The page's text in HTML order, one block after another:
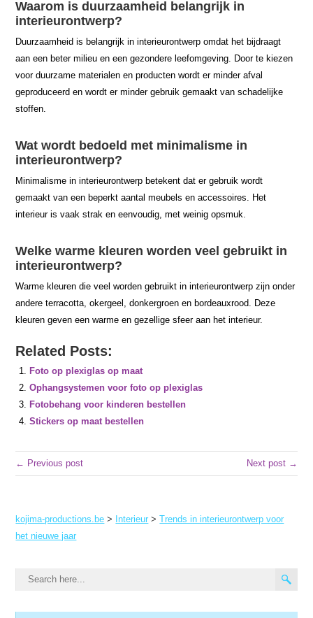
Waarom is duurzaamheid belangrijk in
interieurontwerp?
Duurzaamheid is belangrijk in interieurontwerp omdat het bijdraagt
aan een beter milieu en een gezondere leefomgeving. Door te kiezen
voor duurzame materialen en producten wordt er minder afval
geproduceerd en wordt er minder gebruik gemaakt van schadelijke
stoffen.
Wat wordt bedoeld met minimalisme in
interieurontwerp?
Minimalisme in interieurontwerp betekent dat er gebruik wordt
gemaakt van een beperkt aantal meubels en accessoires. Het
interieur is vaak strak en eenvoudig, met weinig opsmuk.
Welke warme kleuren worden veel gebruikt in
interieurontwerp?
Warme kleuren die veel worden gebruikt in interieurontwerp zijn onder
andere terracotta, okergeel, donkergroen en bordeauxrood. Deze
kleuren geven een warme en gezellige sfeer aan het interieur.
Related Posts:
Foto op plexiglas op maat
Ophangsystemen voor foto op plexiglas
Fotobehang voor kinderen bestellen
Stickers op maat bestellen
← Previous post Next post →
kojima-productions.be > Interieur >Trends in interieurontwerp voor
het nieuwe jaar